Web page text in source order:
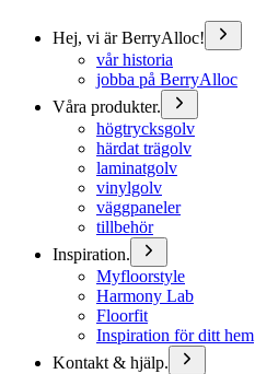
Hej, vi är BerryAlloc!
vår historia
jobba på BerryAlloc
Våra produkter.
högtrycksgolv
härdat trägolv
laminatgolv
vinylgolv
väggpaneler
tillbehör
Inspiration.
Myfloorstyle
Harmony Lab
Floorfit
Inspiration för ditt hem
Kontakt & hjälp.